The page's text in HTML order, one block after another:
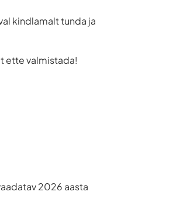
kindlamalt tunda ja
ette valmistada!
2026 aasta